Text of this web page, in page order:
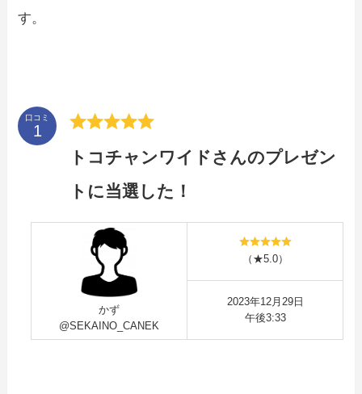
す。
口コミ
トコチャンワイドさんのプレゼン
トに当選した！
かず
@SEKAINO_CANEK
（★5.0）
2023年12月29日
午後3:33